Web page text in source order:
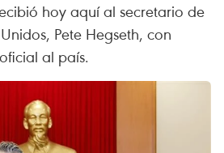
hoy aquí al secretario de
Pete Hegseth, con
al país.